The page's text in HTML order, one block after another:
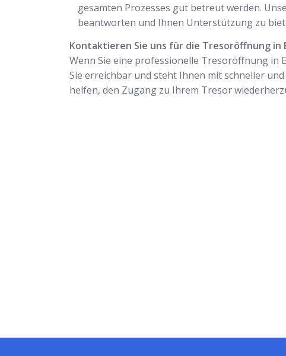
gesamten Prozesses gut betreut werden.
beantworten und Ihnen Unterstützung zu
Kontaktieren Sie uns für die Tresoröffnung in
Wenn Sie eine professionelle Tresoröffnung in
Sie erreichbar und steht Ihnen mit schneller
helfen, den Zugang zu Ihrem Tresor